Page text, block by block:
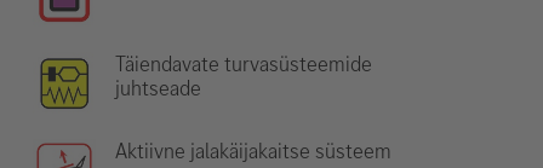
Täiendavate turvasüsteemide
juhtseade
Aktiivne jalakäijakaitse süsteem